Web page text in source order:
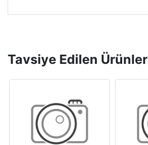
Tavsiye Edilen Ürünler